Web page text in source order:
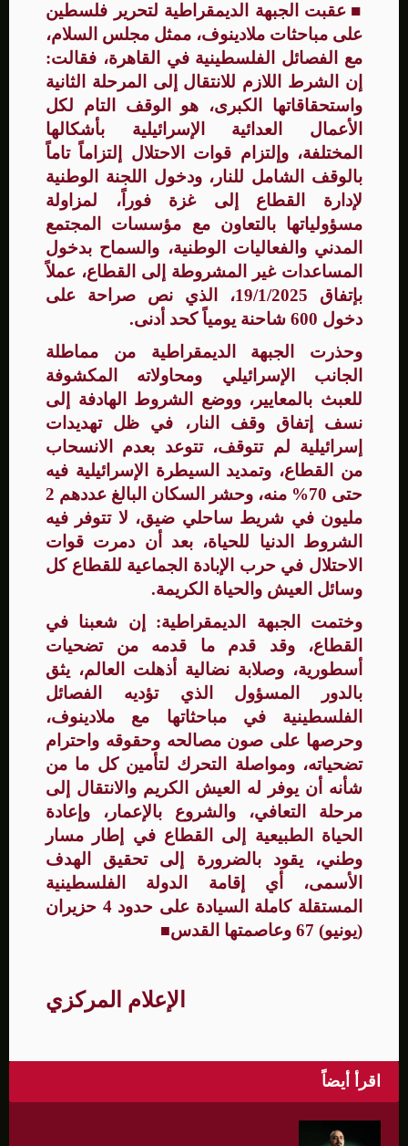
■ عقبت الجبهة الديمقراطية لتحرير فلسطين
على مباحثات ملادينوف، ممثل مجلس السلام،
مع الفصائل الفلسطينية في القاهرة، فقالت:
إن الشرط اللازم للانتقال إلى المرحلة الثانية
واستحقاقاتها الكبرى، هو الوقف التام لكل
الأعمال العدائية الإسرائيلية بأشكالها
المختلفة، وإلتزام قوات الاحتلال إلتزاماً تاماً
بالوقف الشامل للنار، ودخول اللجنة الوطنية
لإدارة القطاع إلى غزة فوراً، لمزاولة
مسؤولياتها بالتعاون مع مؤسسات المجتمع
المدني والفعاليات الوطنية، والسماح بدخول
المساعدات غير المشروطة إلى القطاع، عملاً
بإتفاق 19/1/2025، الذي نص صراحة على
دخول 600 شاحنة يومياً كحد أدنى.
وحذرت الجبهة الديمقراطية من مماطلة
الجانب الإسرائيلي ومحاولاته المكشوفة
للعبث بالمعايير، ووضع الشروط الهادفة إلى
نسف إتفاق وقف النار، في ظل تهديدات
إسرائيلية لم تتوقف، تتوعد بعدم الانسحاب
من القطاع، وتمديد السيطرة الإسرائيلية فيه
حتى 70% منه، وحشر السكان البالغ عددهم 2
مليون في شريط ساحلي ضيق، لا تتوفر فيه
الشروط الدنيا للحياة، بعد أن دمرت قوات
الاحتلال في حرب الإبادة الجماعية للقطاع كل
وسائل العيش والحياة الكريمة.
وختمت الجبهة الديمقراطية: إن شعبنا في
القطاع، وقد قدم ما قدمه من تضحيات
أسطورية، وصلابة نضالية أذهلت العالم، يثق
بالدور المسؤول الذي تؤديه الفصائل
الفلسطينية في مباحثاتها مع ملادينوف،
وحرصها على صون مصالحه وحقوقه واحترام
تضحياته، ومواصلة التحرك لتأمين كل ما من
شأنه أن يوفر له العيش الكريم والانتقال إلى
مرحلة التعافي، والشروع بالإعمار، وإعادة
الحياة الطبيعية إلى القطاع في إطار مسار
وطني، يقود بالضرورة إلى تحقيق الهدف
الأسمى، أي إقامة الدولة الفلسطينية
المستقلة كاملة السيادة على حدود 4 حزيران
(يونيو) 67 وعاصمتها القدس
■
الإعلام المركزي
اقرأ أيضاً